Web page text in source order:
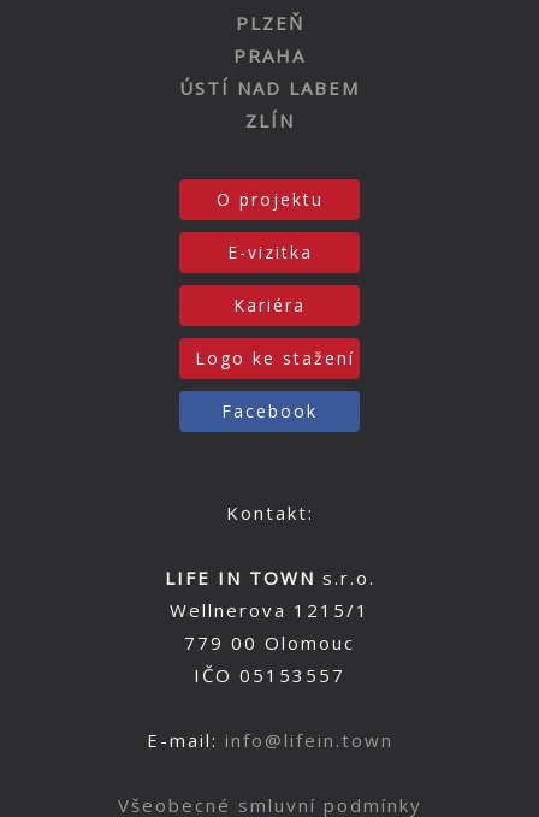
PLZEŇ
PRAHA
ÚSTÍ NAD LABEM
ZLÍN
O projektu
E-vizitka
Kariéra
Logo ke stažení
Facebook
Kontakt:
LIFE IN TOWN s.r.o.
Wellnerova 1215/1
779 00 Olomouc
IČO 05153557
E-mail: info@lifein.town
Všeobecné smluvní podmínky